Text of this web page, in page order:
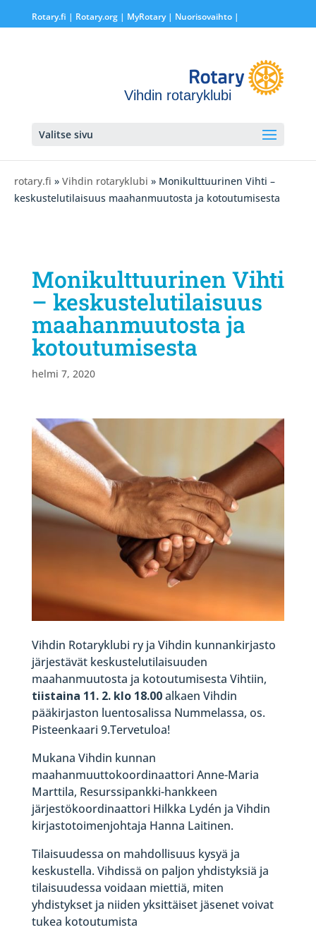
Rotary.fi | Rotary.org| MyRotary | Nuorisovaihto|
Vihdin rotaryklubi
Valitse sivu
rotary.fi » Vihdin rotaryklubi » Monikulttuurinen Vihti –
keskustelutilaisuus maahanmuutosta ja kotoutumisesta
Monikulttuurinen Vihti
– keskustelutilaisuus
maahanmuutosta ja
kotoutumisesta
helmi 7, 2020
Vihdin Rotaryklubi ry ja Vihdin kunnankirjasto
järjestävät keskustelutilaisuuden
maahanmuutosta ja kotoutumisesta Vihtiin,
tiistaina 11. 2. klo 18.00alkaen Vihdin
pääkirjaston luentosalissa Nummelassa, os.
Pisteenkaari 9.Tervetuloa!
Mukana Vihdin kunnan
maahanmuuttokoordinaattori Anne-Maria
Marttila, Resurssipankki-hankkeen
järjestökoordinaattori Hilkka Lydén ja Vihdin
kirjastotoimenjohtaja Hanna Laitinen.
Tilaisuudessa on mahdollisuus kysyä ja
keskustella. Vihdissä on paljon yhdistyksiä ja
tilaisuudessa voidaan miettiä, miten
yhdistykset ja niiden yksittäiset jäsenet voivat
tukea kotoutumista